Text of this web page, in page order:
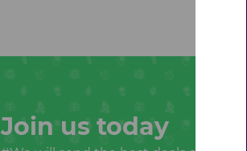
Join us today